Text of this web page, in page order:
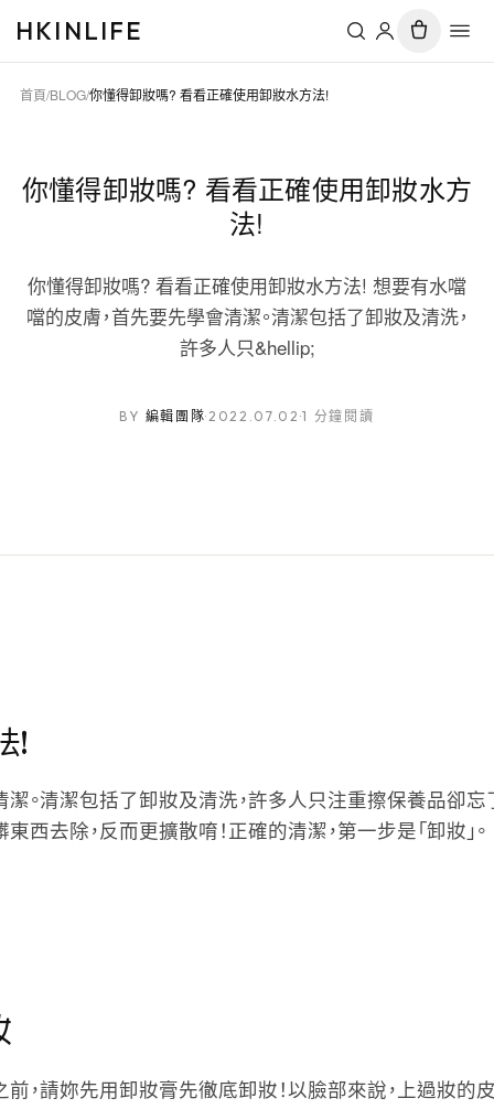
HKINLIFE
首頁/BLOG/你懂得卸妝嗎? 看看正確使用卸妝水方法!
你懂得卸妝嗎? 看看正確使用卸妝水方
法!
你懂得卸妝嗎? 看看正確使用卸妝水方法! 想要有水噹
噹的皮膚，首先要先學會清潔。清潔包括了卸妝及清洗，
許多人只&hellip;
BY 編輯團隊·2022.07.02 ·1 分鐘閱讀
!
。清潔包括了卸妝及清洗，許多人只注重擦保養品卻忘
去除，反而更擴散唷！正確的清潔，第一步是「卸妝」。
，請妳先用卸妝膏先徹底卸妝！以臉部來說，上過妝的皮